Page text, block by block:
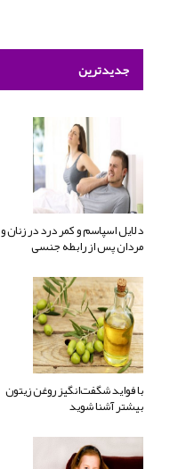
جدیدترین
دلایل اسپاسم و کمر درد در زنان و
مردان پس از رابطه جنسی
با فواید شگفت‌انگیز روغن زیتون
بیشتر آشنا شوید